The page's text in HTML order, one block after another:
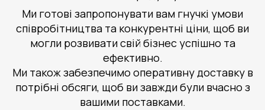
Ми готові запропонувати вам гнучкі умови
співробітництва та конкурентні ціни, щоб ви
могли розвивати свій бізнес успішно та
ефективно.
Ми також забезпечимо оперативну доставку в
потрібні обсяги, щоб ви завжди були вчасно з
вашими поставками.